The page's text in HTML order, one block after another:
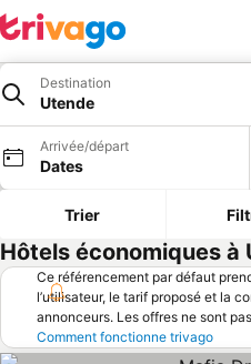
Destination
Utende
Arrivée/départ
Dates
Trier
Hôtels économiques à
Ce référencement par défaut
l’utilisateur, le tarif proposé et la
annonceurs. Les offres ne sont
Comment fonctionne trivago